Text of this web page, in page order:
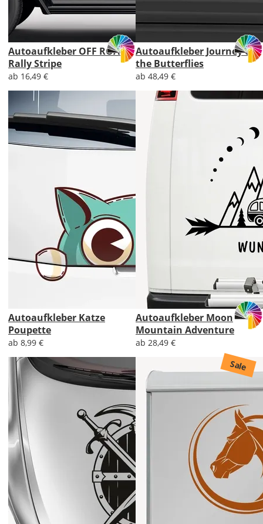
Autoaufkleber OFF ROAD
Rally Stripe
ab 16,49 €
Autoaufkleber Journey of
the Butterflies
ab 48,49 €
Autoaufkleber Katze
Poupette
ab 8,99 €
Autoaufkleber Moon
Mountain Adventure
ab 28,49 €
Sale